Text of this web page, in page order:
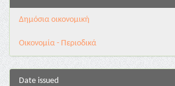
Δημόσια οικονομική
Οικονομία - Περιοδικά
Date issued